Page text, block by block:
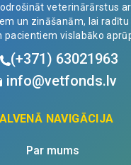
8
cm
veterinārārstus
un zināšanām, lai
pacientiem vislabāko
(+371) 63021963
info@vetfonds.lv
NAVIGĀCIJA
Par mums